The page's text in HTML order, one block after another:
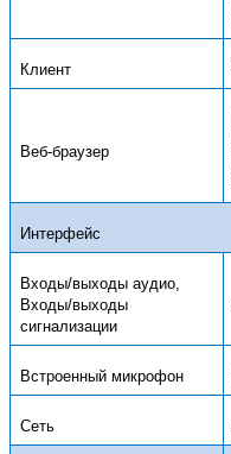
Клиент
Веб-браузер
Интерфейс
Входы/выходы аудио,
Входы/выходы
сигнализации
Встроенный микрофон
Сеть